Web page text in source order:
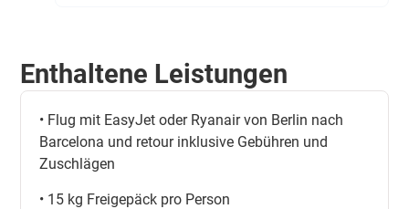
Enthaltene Leistungen
• Flug mit EasyJet oder Ryanair von Berlin nach
Barcelona und retour inklusive Gebühren und
Zuschlägen
• 15 kg Freigepäck pro Person